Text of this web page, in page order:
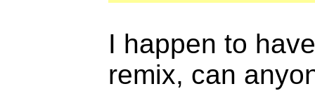
I happen to
remix, can